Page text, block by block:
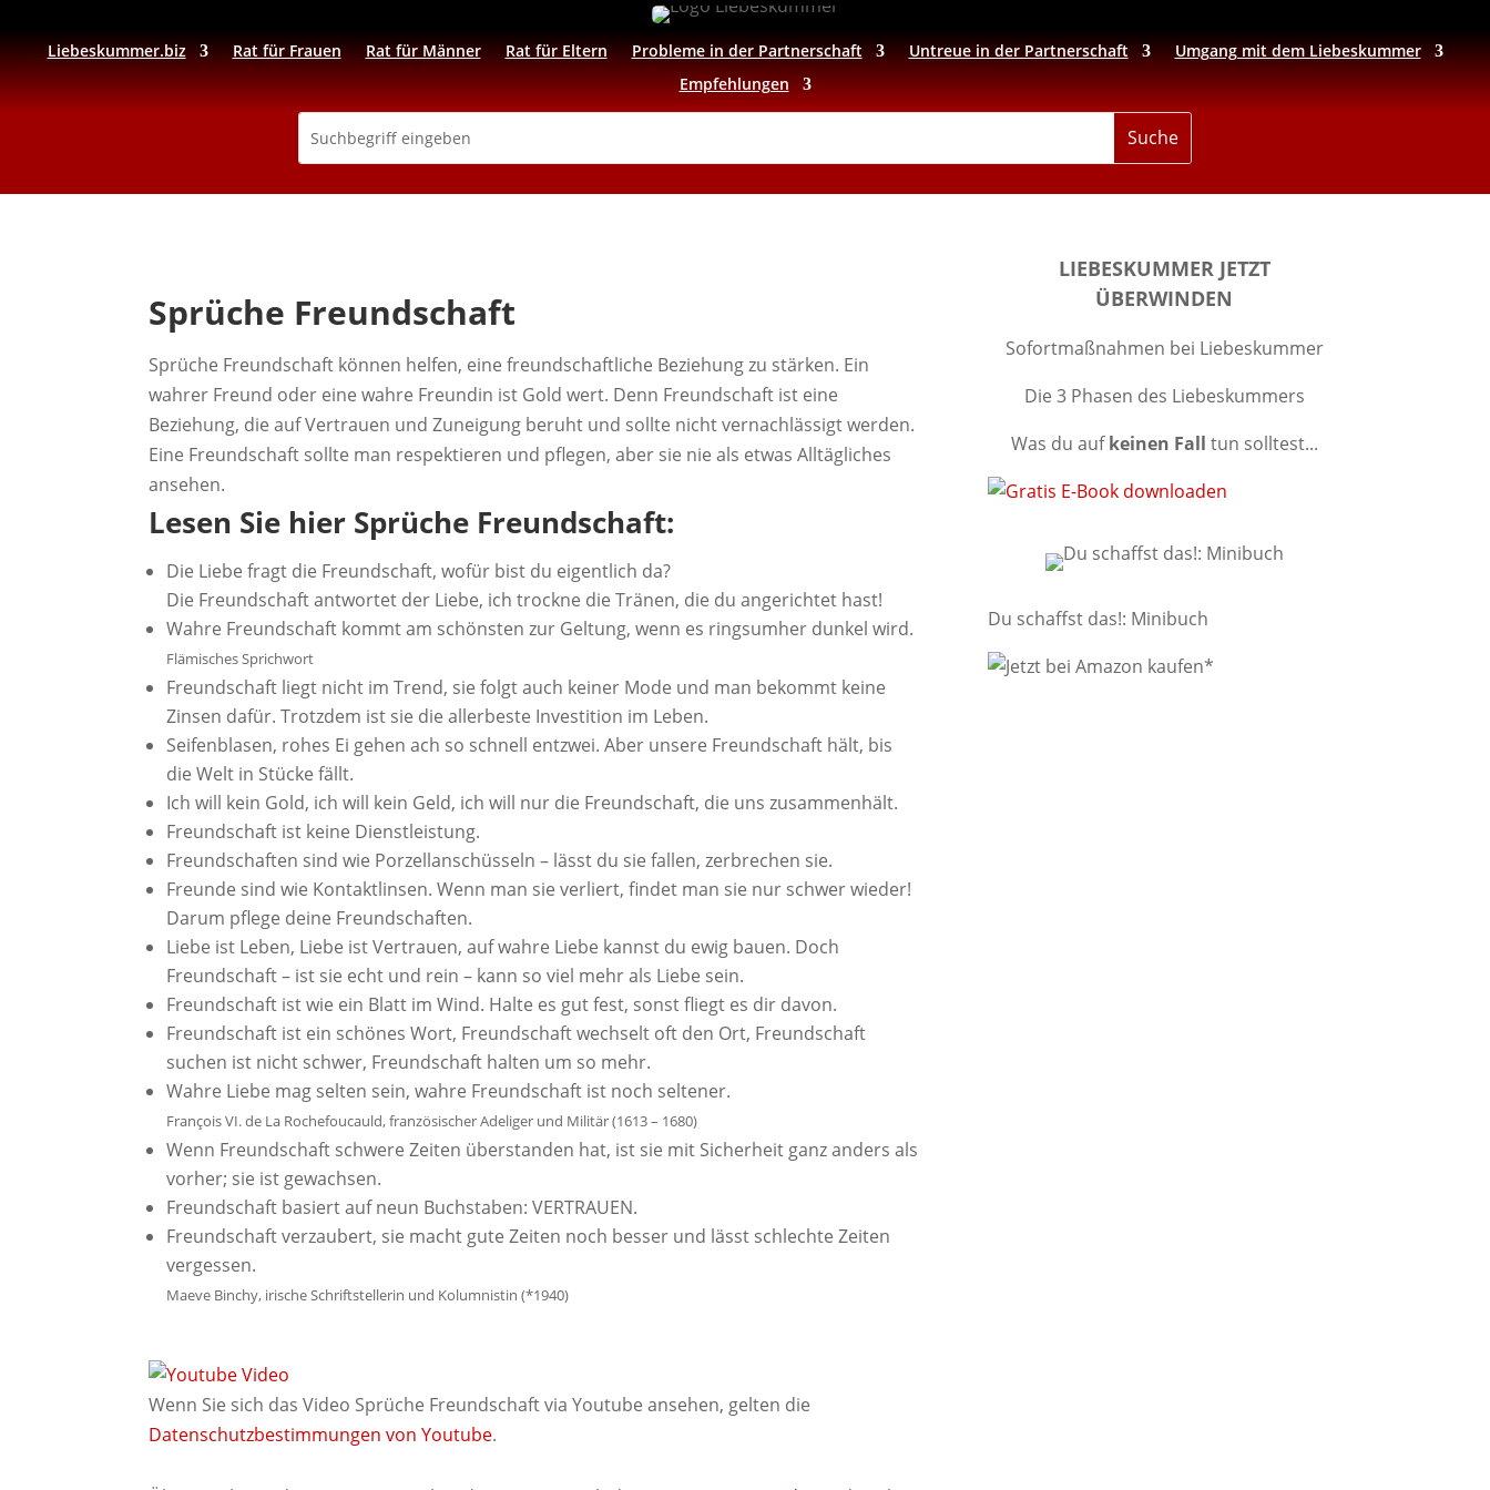
Liebeskummer.biz Rat für Frauen Rat für Männer Rat für Eltern Probleme in der Partnerschaft Untreue in der Partnerschaft
Umgang mit dem Liebeskummer
Empfehlungen
Sprüche Freundschaft
Sprüche Freundschaft können helfen, eine freundschaftliche Beziehung zu stärken. Ein
wahrer Freund oder eine wahre Freundin ist Gold wert. Denn Freundschaft ist eine
Beziehung, die auf Vertrauen und Zuneigung beruht und sollte nicht vernachlässigt werden.
Eine Freundschaft sollte man respektieren und pflegen, aber sie nie als etwas Alltägliches
ansehen.
Lesen Sie hier Sprüche Freundschaft:
Die Liebe fragt die Freundschaft, wofür bist du eigentlich da?
Die Freundschaft antwortet der Liebe, ich trockne die Tränen, die du angerichtet hast!
Wahre Freundschaft kommt am schönsten zur Geltung, wenn es ringsumher dunkel wird.
Flämisches Sprichwort
Freundschaft liegt nicht im Trend, sie folgt auch keiner Mode und man bekommt keine
Zinsen dafür. Trotzdem ist sie die allerbeste Investition im Leben.
Seifenblasen, rohes Ei gehen ach so schnell entzwei. Aber unsere Freundschaft hält, bis
die Welt in Stücke fällt.
Ich will kein Gold, ich will kein Geld, ich will nur die Freundschaft, die uns zusammenhält.
Freundschaft ist keine Dienstleistung.
Freundschaften sind wie Porzellanschüsseln – lässt du sie fallen, zerbrechen sie.
Freunde sind wie Kontaktlinsen. Wenn man sie verliert, findet man sie nur schwer wieder!
Darum pflege deine Freundschaften.
Liebe ist Leben, Liebe ist Vertrauen, auf wahre Liebe kannst du ewig bauen. Doch
Freundschaft – ist sie echt und rein – kann so viel mehr als Liebe sein.
Freundschaft ist wie ein Blatt im Wind. Halte es gut fest, sonst fliegt es dir davon.
Freundschaft ist ein schönes Wort, Freundschaft wechselt oft den Ort, Freundschaft
suchen ist nicht schwer, Freundschaft halten um so mehr.
Wahre Liebe mag selten sein, wahre Freundschaft ist noch seltener.
François VI. de La Rochefoucauld, französischer Adeliger und Militär (1613 – 1680)
Wenn Freundschaft schwere Zeiten überstanden hat, ist sie mit Sicherheit ganz anders als
vorher; sie ist gewachsen.
Freundschaft basiert auf neun Buchstaben: VERTRAUEN.
Freundschaft verzaubert, sie macht gute Zeiten noch besser und lässt schlechte Zeiten
vergessen.
Maeve Binchy, irische Schriftstellerin und Kolumnistin (*1940)
Wenn Sie sich das Video Sprüche Freundschaft via Youtube ansehen, gelten die
Datenschutzbestimmungen von Youtube.
LIEBESKUMMER JETZT
ÜBERWINDEN
Sofortmaßnahmen bei Liebeskummer
Die 3 Phasen des Liebeskummers
Was du aufkeinen Fall tun solltest...
Du schaffst das!: Minibuch